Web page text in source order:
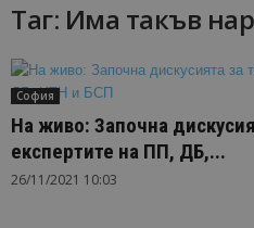
Таг: Има такъв
София
На живо: Започна
експертите на ПП, ДБ,...
26/11/2021 10:03